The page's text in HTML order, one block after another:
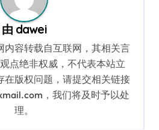
由 dawei
内容转载自互联网，其相关言
点绝非权威，不代表本站立
在版权问题，请提交相关链接
，我们将及时予以处
理。